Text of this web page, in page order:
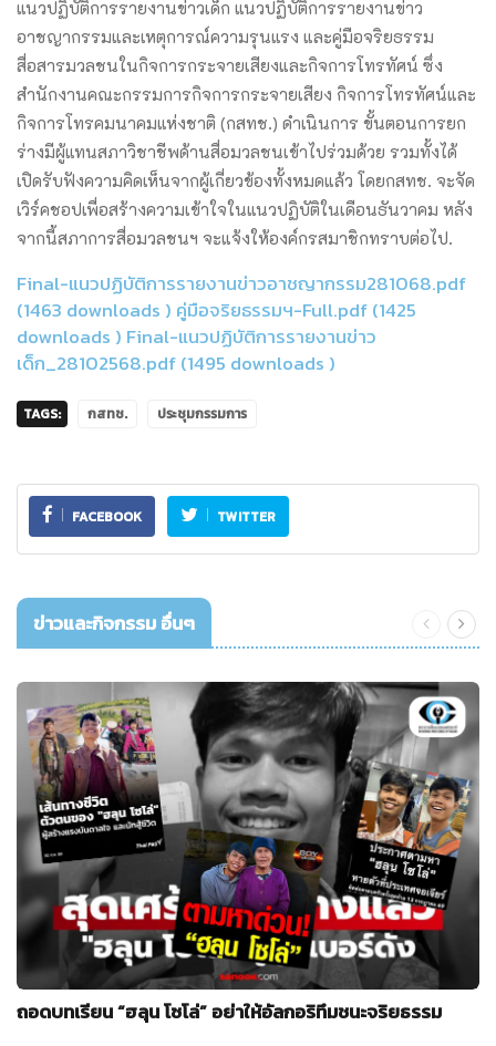
แนวปฏิบัติการรายงานข่าวเด็ก แนวปฏิบัติการรายงานข่าว
อาชญากรรมและเหตุการณ์ความรุนแรง และคู่มือจริยธรรม
สื่อสารมวลชนในกิจการกระจายเสียงและกิจการโทรทัศน์ ซึ่ง
สำนักงานคณะกรรมการกิจการกระจายเสียง กิจการโทรทัศน์และ
กิจการโทรคมนาคมแห่งชาติ (กสทช.) ดำเนินการ ขั้นตอนการยก
ร่างมีผู้แทนสภาวิชาชีพด้านสื่อมวลชนเข้าไปร่วมด้วย รวมทั้งได้
เปิดรับฟังความคิดเห็นจากผู้เกี่ยวข้องทั้งหมดแล้ว โดยกสทช. จะจัด
เวิร์คชอปเพื่อสร้างความเข้าใจในแนวปฏิบัติในเดือนธันวาคม หลัง
จากนี้สภาการสื่อมวลชนฯ จะแจ้งให้องค์กรสมาชิกทราบต่อไป.
Final-แนวปฏิบัติการรายงานข่าวอาชญากรรม281068.pdf
(1463 downloads ) คู่มือจริยธรรมฯ-Full.pdf (1425
downloads ) Final-แนวปฏิบัติการรายงานข่าว
เด็ก_28102568.pdf (1495 downloads )
TAGS: กสทช. ประชุมกรรมการ
FACEBOOK TWITTER
ข่าวและกิจกรรม อื่นๆ
ถอดบทเรียน “ฮลุน โซโล่” อย่าให้อัลกอริทึมชนะจริยธรรม